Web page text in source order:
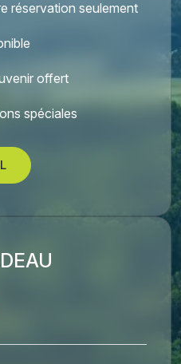
réservation seulement
offert
spéciales